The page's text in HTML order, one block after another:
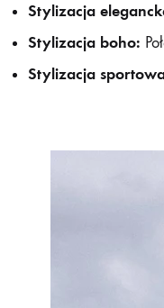
Stylizacja
Stylizacja boho:
Stylizacja